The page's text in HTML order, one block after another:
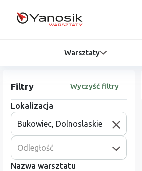
Warsztaty
Filtry Wyczyść filtry
Lokalizacja
Odległość
Nazwa warsztatu